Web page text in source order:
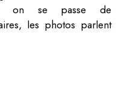
on se passe de
les photos parlent